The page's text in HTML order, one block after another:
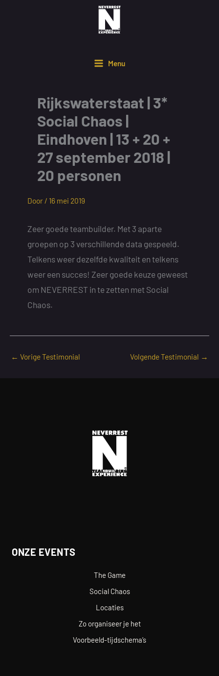
Menu
Rijkswaterstaat | 3*
Social Chaos |
Eindhoven | 13 + 20 +
27 september 2018 |
20 personen
Door / 16 mei 2019
Zeer goede teambuilder. Met 3 aparte
groepen op 3 verschillende data gespeeld.
Telkens weer dezelfde kwaliteit en telkens
weer een succes! Zeer goede keuze geweest
om NEVERREST in te zetten met Social
Chaos.
← Vorige Testimonial Volgende Testimonial →
ONZE EVENTS
The Game
Social Chaos
Locaties
Zo organiseer je het
Voorbeeld-tijdschema’s